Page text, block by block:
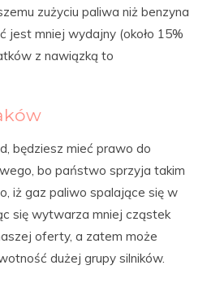
zużyciu paliwa niż benzyna
jest mniej wydajny (około 15%
z nawiązką to
będziesz mieć prawo do
bo państwo sprzyja takim
iż gaz paliwo spalające się w
się wytwarza mniej cząstek
oferty, a zatem może
dużej grupy silników.